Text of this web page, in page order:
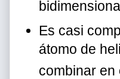
Es casi
átomo de
combinar